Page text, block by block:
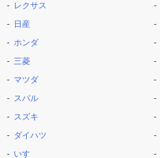
レクサス
日産
ホンダ
三菱
マツダ
スバル
スズキ
ダイハツ
いすゞ